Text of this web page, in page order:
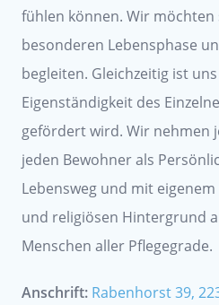
fühlen können. Wir möchten
besonderen Lebensphase
begleiten. Gleichzeitig ist
Eigenständigkeit des
gefördert wird. Wir nehmen
jeden Bewohner als
Lebensweg und mit
und religiösen Hintergrund
Menschen aller Pflegegrade.
Anschrift: Rabenhorst 39,